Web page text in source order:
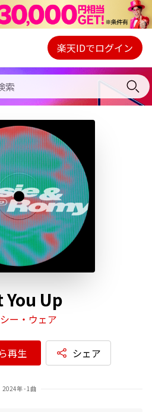
Webプレイヤー
ご契約内容の確認・変更
楽天IDでログイン
Up
ー・ウェア
再生 シェア
2024年 - 1曲